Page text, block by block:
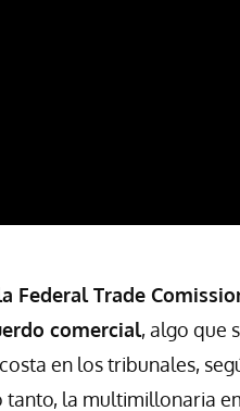
Federal Trade
comercial, algo que
en los tribunales,
la multimillonaria